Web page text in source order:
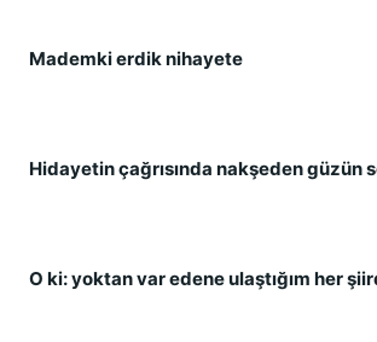
Mademki erdik nihayete
Hidayetin çağrısında nakşeden güzün
O ki: yoktan var edene ulaştığım her